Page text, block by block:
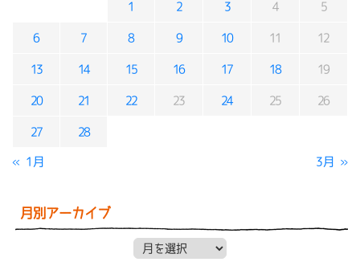
1 2 3 4 5
6 7 8 9 10 11 12
13 14 15 16 17 18 19
20 21 22 23 24 25 26
27 28
« 1月 3月 »
月別アーカイブ